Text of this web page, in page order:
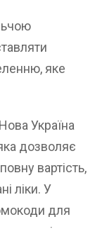
яке
Україна
дозволяє
вартість,
ліки. У
для